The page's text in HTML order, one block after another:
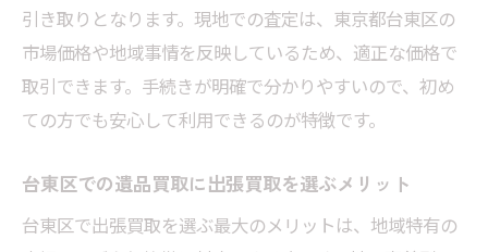
引き取りとなります。現地での査定は、東京都台東区の
市場価格や地域事情を反映しているため、適正な価格で
取引できます。手続きが明確で分かりやすいので、初め
ての方でも安心して利用できるのが特徴です。
台東区での遺品買取に出張買取を選ぶメリット
台東区で出張買取を選ぶ最大のメリットは、地域特有の